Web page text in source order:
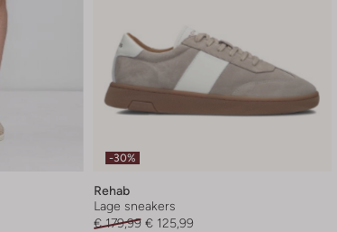
-30%
Rehab
Lage sneakers
€ 179,99 € 125,99